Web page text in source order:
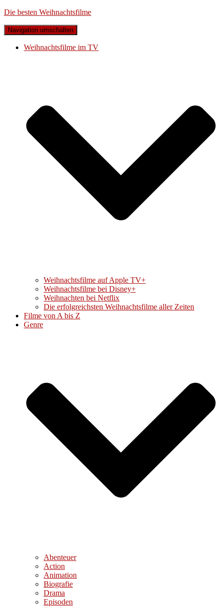
Die besten Weihnachtsfilme
Navigation umschalten
Weihnachtsfilme im TV
Weihnachtsfilme auf Apple TV+
Weihnachtsfilme bei Disney+
Weihnachten bei Netflix
Die erfolgreichsten Weihnachtsfilme aller Zeiten
Filme von A bis Z
Genre
Abenteuer
Action
Animation
Biografie
Drama
Episoden